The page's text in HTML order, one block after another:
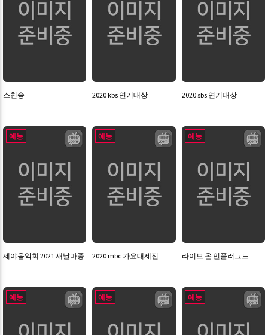
스친송 2020 kbs 연기대상 2020 sbs 연기대상
예능
제야음악회 2021 새날마중
예능
2020 mbc 가요대제전
예능
라이브 온 언플러그드
예능 예능 예능